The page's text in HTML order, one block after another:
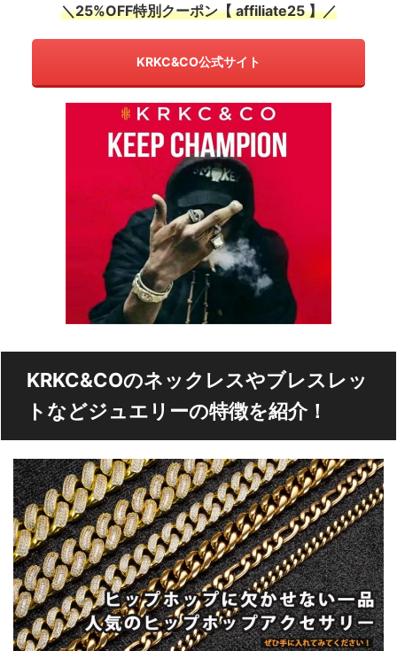
＼25%OFF特別クーポン【 affiliate25 】／
KRKC&CO公式サイト
KRKC&COのネックレスやブレスレッ
トなどジュエリーの特徴を紹介！